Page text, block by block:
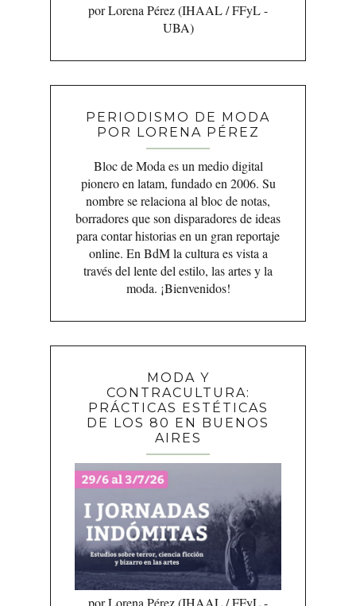
por Lorena Pérez (IHAAL / FFyL -
UBA)
PERIODISMO DE MODA
POR LORENA PÉREZ
Bloc de Moda es un medio digital
pionero en latam, fundado en 2006. Su
nombre se relaciona al bloc de notas,
borradores que son disparadores de ideas
para contar historias en un gran reportaje
online. En BdM la cultura es vista a
través del lente del estilo, las artes y la
moda. ¡Bienvenidos!
MODA Y
CONTRACULTURA:
PRÁCTICAS ESTÉTICAS
DE LOS 80 EN BUENOS
AIRES
por Lorena Pérez (IHAAL / FFyL -